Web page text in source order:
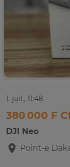
1. juil., 11:48
380 000 F
DJI Neo
Point-e